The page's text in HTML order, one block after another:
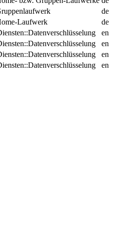
de
Laufwerk
de
en
en
en
en